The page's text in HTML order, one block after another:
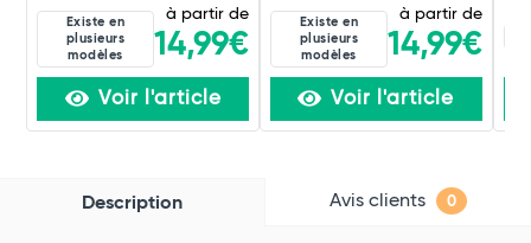
Existe en
plusieurs
modèles
à partir de
14,99€
Voir l'article
Existe en
plusieurs
modèles
à partir de
14,99€
Voir l'article
Description Avis clients 0